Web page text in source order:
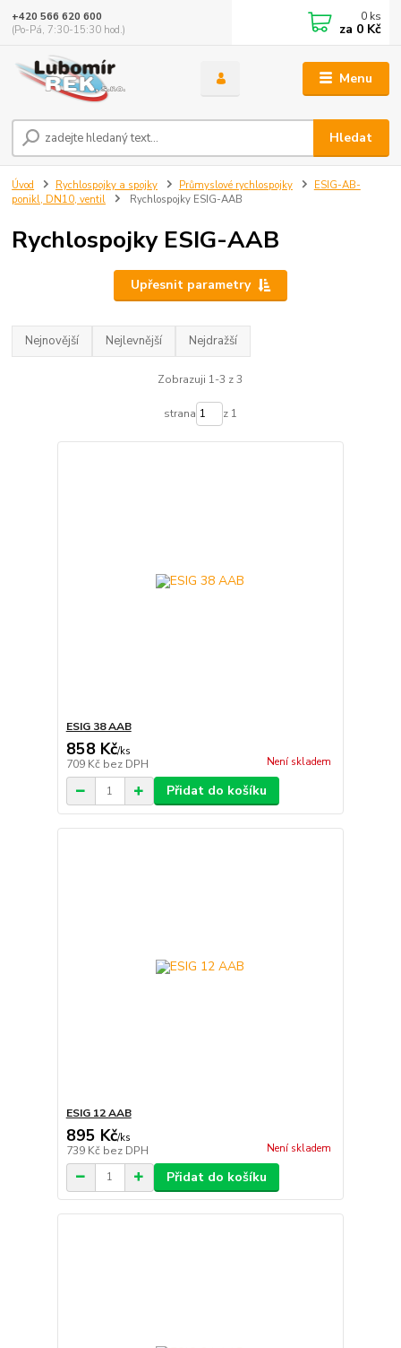
Menu
Hledat
+420 566 620 600
(Po-Pá, 7:30-15:30 hod.)
0 ks
za 0 Kč
Úvod Rychlospojky a spojky Průmyslové rychlospojky
ESIG-AB-
ponikl, DN10, ventil
Rychlospojky ESIG-AAB
Rychlospojky ESIG-AAB
Upřesnit parametry
Nejnovější Nejlevnější Nejdražší
Zobrazuji 1-3 z 3
strana z 1
ESIG 38 AAB
858 Kč/ks
709 Kč bez DPH Není skladem
Přidat do košíku
ESIG 12 AAB
895 Kč/ks
739 Kč bez DPH Není skladem
Přidat do košíku